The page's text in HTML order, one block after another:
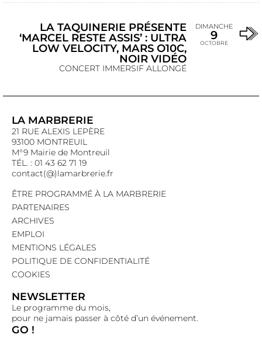
LA TAQUINERIE PRÉSENTE
‘MARCEL RESTE ASSIS’ : ULTRA
LOW VELOCITY, MARS O10C,
NOIR VIDÉO
CONCERT IMMERSIF ALLONGÉ
DIMANCHE
9
OCTOBRE
LA MARBRERIE
21 RUE ALEXIS LEPÈRE
93100 MONTREUIL
M°9 Mairie de Montreuil
TÉL. : 01 43 62 71 19
contact(@)lamarbrerie.fr
ÊTRE PROGRAMMÉ À LA MARBRERIE
PARTENAIRES
ARCHIVES
EMPLOI
MENTIONS LÉGALES
POLITIQUE DE CONFIDENTIALITÉ
COOKIES
NEWSLETTER
Le programme du mois,
pour ne jamais passer à côté d’un événement.
GO !